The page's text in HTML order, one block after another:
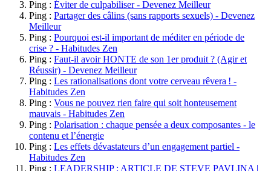
Ping : Éviter de culpabiliser - Devenez Meilleur
Ping : Partager des câlins (sans rapports sexuels) - Devenez
Meilleur
Ping : Pourquoi est-il important de méditer en période de
crise ? - Habitudes Zen
Ping : Faut-il avoir HONTE de son 1er produit ? (Agir et
Réussir) - Devenez Meilleur
Ping : Les rationalisations dont votre cerveau rêvera ! -
Habitudes Zen
Ping : Vous ne pouvez rien faire qui soit honteusement
mauvais - Habitudes Zen
Ping : Polarisation : chaque pensée a deux composantes - le
contenu et l’énergie
Ping : Les effets dévastateurs d’un engagement partiel -
Habitudes Zen
Ping : LEADERSHIP : ARTICLE DE STEVE PAVLINA |